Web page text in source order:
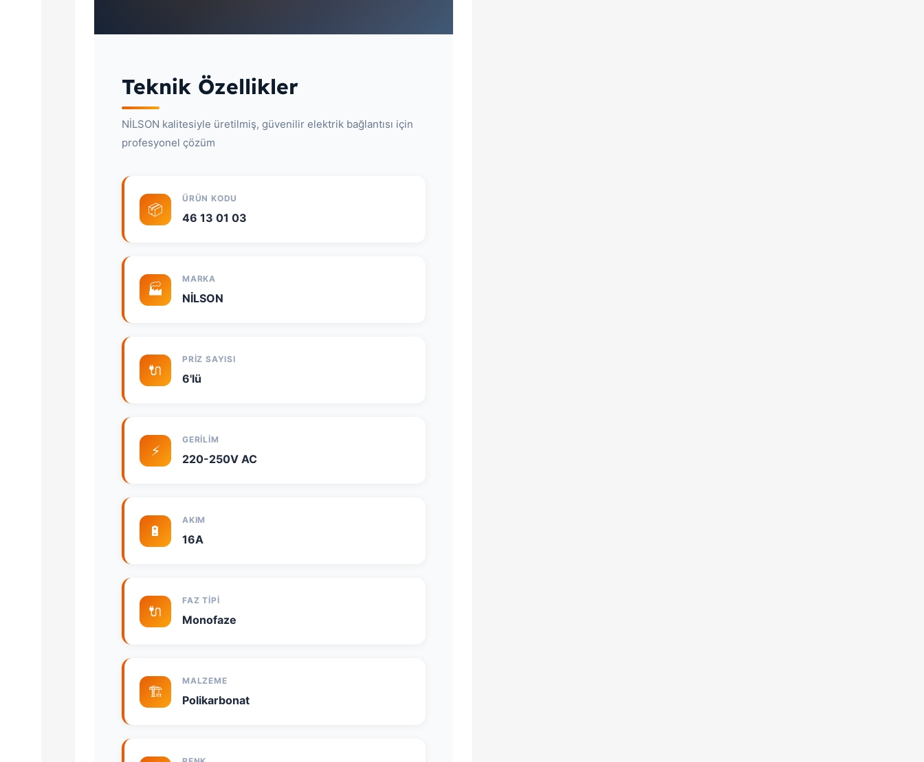
Teknik Özellikler
NİLSON kalitesiyle üretilmiş, güvenilir elektrik bağlantısı için
profesyonel çözüm
📦
ÜRÜN KODU
46 13 01 03
🏭
MARKA
NİLSON
🔌
PRIZ SAYISI
6'lü
⚡
GERILIM
220-250V AC
🔋
AKIM
16A
🔌
FAZ TIPI
Monofaze
🏗️
MALZEME
Polikarbonat